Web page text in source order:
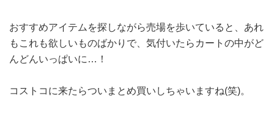
おすすめアイテムを探しながら売場を歩いていると、あれ
もこれも欲しいものばかりで、気付いたらカートの中がど
んどんいっぱいに…！
コストコに来たらついまとめ買いしちゃいますね(笑)。